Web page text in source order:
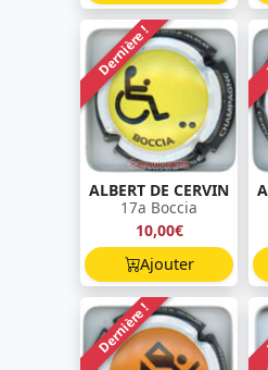
Dernière !
ALBERT DE CERVIN
17a Boccia
10,00€
Ajouter
Dernière !